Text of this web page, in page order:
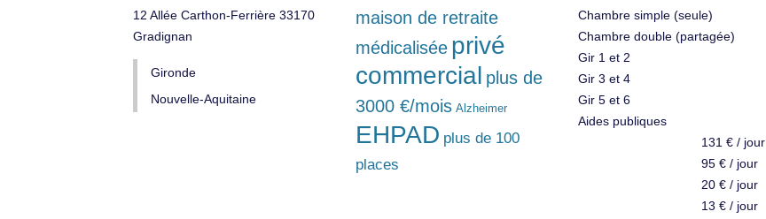
12 Allée Carthon-Ferrière 33170
Gradignan
Gironde
Nouvelle-Aquitaine
maison de retraite
médicalisée privé
commercial plus de
3000 €/mois Alzheimer
EHPAD plus de 100
places
Chambre simple (seule)
Chambre double (partagée)
Gir 1 et 2
Gir 3 et 4
Gir 5 et 6
Aides publiques
131 € / jour
95 € / jour
20 € / jour
13 € / jour